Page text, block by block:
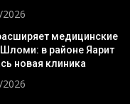
медицинские
Шломи: в районе Яарит
новая клиника